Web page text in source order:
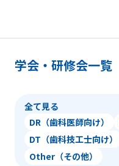
学会・研修会一覧
全て見る
DR（歯科医師向け）
DT（歯科技工士向け）
Other（その他）